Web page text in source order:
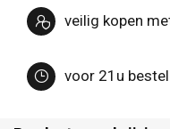
veilig kopen
voor 21u